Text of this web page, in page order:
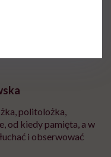
czy zaczerwienienie.
politolożka,
od kiedy pamięta, a w
i obserwować